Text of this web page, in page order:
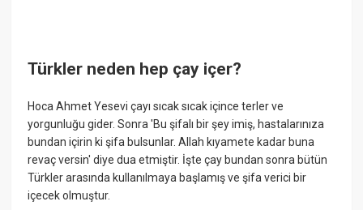
Türkler neden hep çay içer?
Hoca Ahmet Yesevi çayı sıcak sıcak içince terler ve
yorgunluğu gider. Sonra 'Bu şifalı bir şey imiş, hastalarınıza
bundan içirin ki şifa bulsunlar. Allah kıyamete kadar buna
revaç versin' diye dua etmiştir. İşte çay bundan sonra bütün
Türkler arasında kullanılmaya başlamış ve şifa verici bir
içecek olmuştur.